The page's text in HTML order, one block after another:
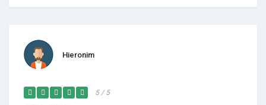
Hieronim
5 / 5